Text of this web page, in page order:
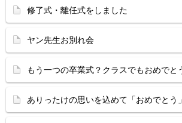
修了式・離任式をしました
ヤン先生お別れ会
もう一つの卒業式？クラスでもおめでと
ありったけの思いを込めて「おめでとう」